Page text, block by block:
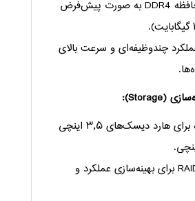
– ۴ گیگابایت حافظه DDR4 به صورت پیش‌فرض
چندوظیفه‌ای و سرعت بالای
– دارای ۸ درگاه برای هارد دیسک‌های ۳٫۵ اینچی
– پشتیبانی از RAID برای بهینه‌سازی عملکرد و